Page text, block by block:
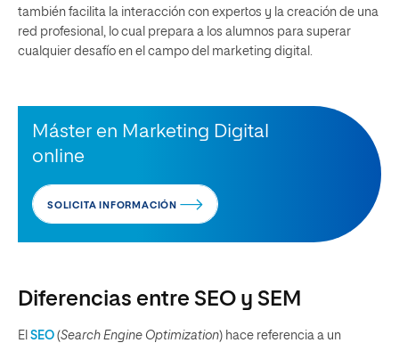
también facilita la interacción con expertos y la creación de una
red profesional, lo cual prepara a los alumnos para superar
cualquier desafío en el campo del marketing digital.
Máster en Marketing Digital
online
SOLICITA INFORMACIÓN
Diferencias entre SEO y SEM
El SEO (Search Engine Optimization) hace referencia a un